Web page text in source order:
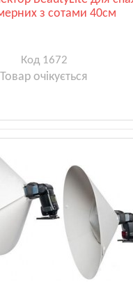
з сотами 40см
Код 1672
Товар очікується